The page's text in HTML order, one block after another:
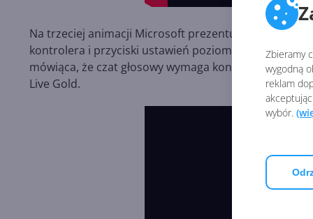
Zbieramy
wygodną
reklam
wybór.
Na trzeciej animacji Microsoft prezentuje zestaw
kontrolera i przyciski ustawień poziomu głośności
mówiąca, że czat głosowy wymaga konta Xbox
Live Gold.